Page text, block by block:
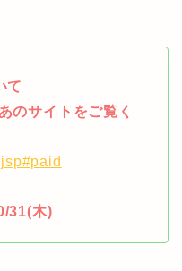
て
のサイトをご覧く
31(木)